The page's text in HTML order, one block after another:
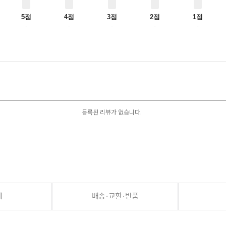
5점
-
4점
-
3점
-
2점
-
1점
-
등록된 리뷰가 없습니다.
배송·교환·반품